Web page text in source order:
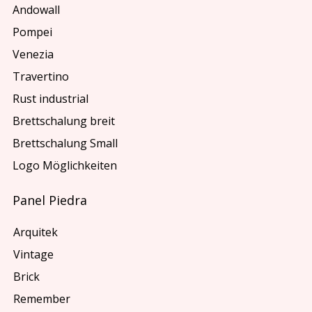
Andowall
Pompei
Venezia
Travertino
Rust industrial
Brettschalung breit
Brettschalung Small
Logo Möglichkeiten
Panel Piedra
Arquitek
Vintage
Brick
Remember